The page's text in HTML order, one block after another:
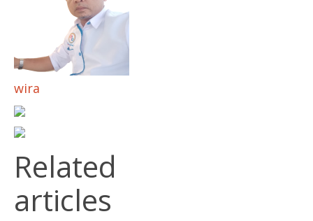
wira
Related
articles